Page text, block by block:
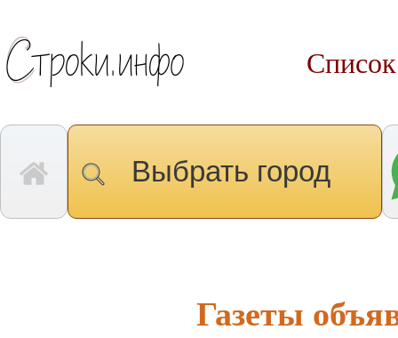
Выбрать город
Газеты